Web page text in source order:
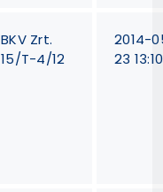
BKV Zrt.
15/T-4/12
2014-
23